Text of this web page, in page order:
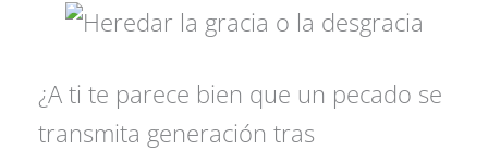
¿A ti te parece bien que un pecado se
transmita generación tras